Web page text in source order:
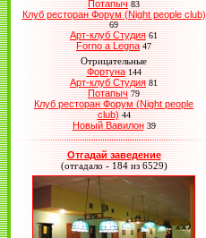
Потапыч 83
Клуб ресторан Форум (Night people club)
69
Арт-клуб Студия 61
Forno a Legna 47
Отрицательные
Фортуна 144
Арт-клуб Студия 81
Потапыч 79
Клуб ресторан Форум (Night people
club) 44
Новый Вавилон 39
Отгадай заведение
(отгадало - 184 из 6529)